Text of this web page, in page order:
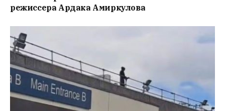
режиссера Ардака Амиркулова